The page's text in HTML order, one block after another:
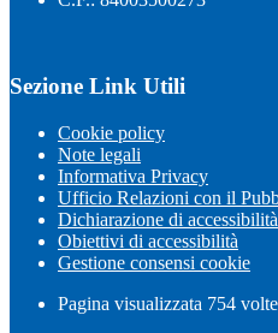
Sezione Link Utili
Cookie policy
Note legali
Informativa Privacy
Ufficio Relazioni con il
Dichiarazione di accessibilità
Obiettivi di accessibilità
Gestione consensi cookie
Pagina visualizzata 754 volte